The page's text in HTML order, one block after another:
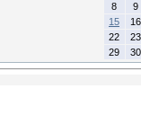
8
9
15
16
22
23
29
30